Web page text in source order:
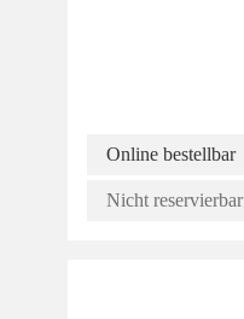
Online bestellbar
Nicht reservierbar